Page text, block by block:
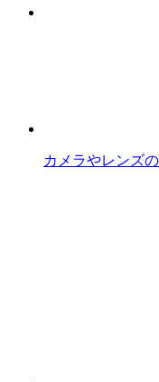
カメラやレンズ